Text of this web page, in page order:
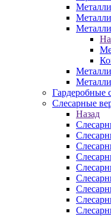
Гардеробные
Слесарные
Назад